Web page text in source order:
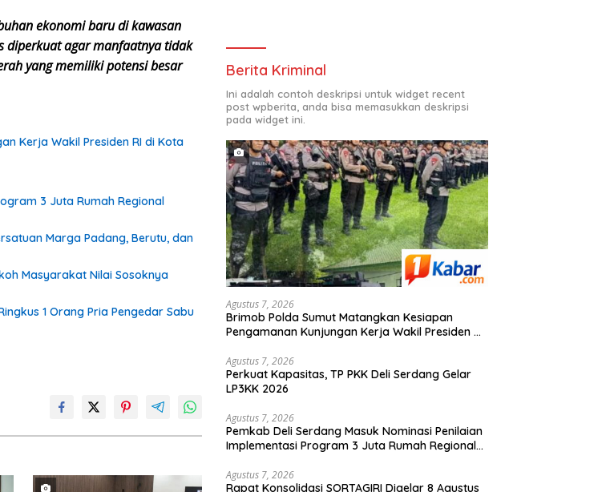
ekonomi baru di kawasan
diperkuat agar manfaatnya tidak
yang memiliki potensi besar
Kerja Wakil Presiden RI di Kota
3 Juta Rumah Regional
Marga Padang, Berutu, dan
Masyarakat Nilai Sosoknya
1 Orang Pria Pengedar Sabu
Berita Kriminal
Ini adalah contoh deskripsi untuk widget recent
post wpberita, anda bisa memasukkan deskripsi
pada widget ini.
Agustus 7, 2026
Brimob Polda Sumut Matangkan Kesiapan
Pengamanan Kunjungan Kerja Wakil Presiden RI
Agustus 7, 2026
Perkuat Kapasitas, TP PKK Deli Serdang Gelar
LP3KK 2026
Agustus 7, 2026
Pemkab Deli Serdang Masuk Nominasi Penilaian
Implementasi Program 3 Juta Rumah Regional
Agustus 7, 2026
Rapat Konsolidasi SORTAGIRI Digelar 8 Agustus